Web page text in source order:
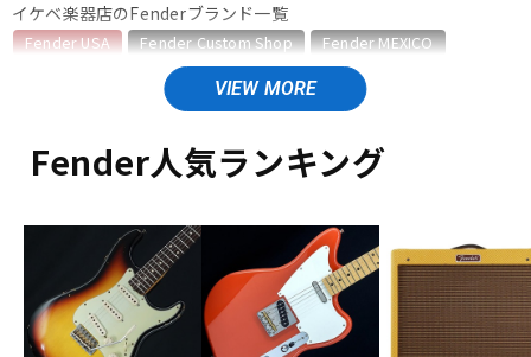
パーカッション
キーボード 電子ピアノ
管楽器 その他楽器
アンプ エフェクター
イケベ楽器店のFenderブランド一覧
Fender USA Fender Custom Shop
Fender MEXICO
Fender Made in Japan
Fender Standard Series
Fender Japan
Fender USAのカテゴリ
エレキギター/テレキャスター・TLタイプ
エレキギター/ジャズマスター・JMタイプ
エレキギター/ジャガー・JGタイプ
エレキギター/ムスタング・MGタイプ
エレキギター/#American Vintage II
Fender人気ランキング